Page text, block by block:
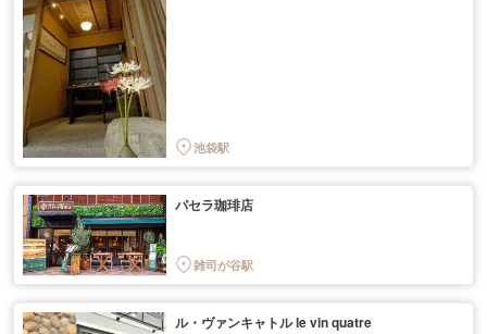
池袋駅
パセラ珈琲店
雑司が谷駅
ル・ヴァンキャトル le vin quatre